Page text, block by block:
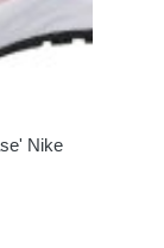
Nike